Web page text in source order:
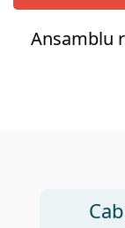
Ansamblu